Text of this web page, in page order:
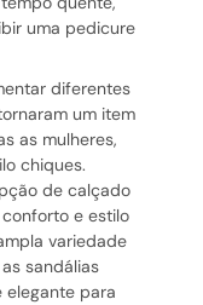
uma pedicure
diferentes
um item
as mulheres,
chiques.
de calçado
e estilo
variedade
sandálias
elegante para